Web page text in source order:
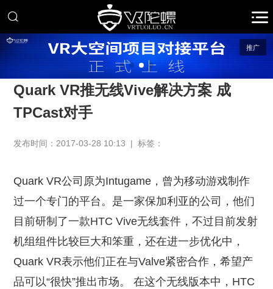
推广
Quark VR推无线Vive解决方案 成
TPCast对手
发布时间：2017-03-28 10:13 | 标签：
Quark VR公司原为Intugame，曾为移动游戏制作
过一个专门的平台。是一家保加利亚的公司，他们
目前研制了一款HTC Vive无线套件，不过目前发射
机组组件比较巨大和笨重，还在进一步优化中，
Quark VR表示他们正在与Valve紧密合作，希望产
品可以“很快”推出市场。 在这个无线版本中，HTC